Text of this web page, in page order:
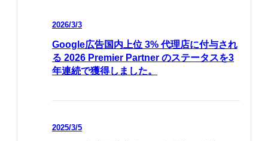
2026/3/3
Google広告国内上位 3% 代理店に付与され
る 2026 Premier Partner のステータスを3
年連続で獲得しました。
2025/3/5